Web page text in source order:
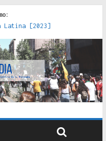
Latina [2023]
de los Estados :
[2022]
: hacia una teoría
[2020]
adecuada [2019]
Seguro Obrero en
[2014]